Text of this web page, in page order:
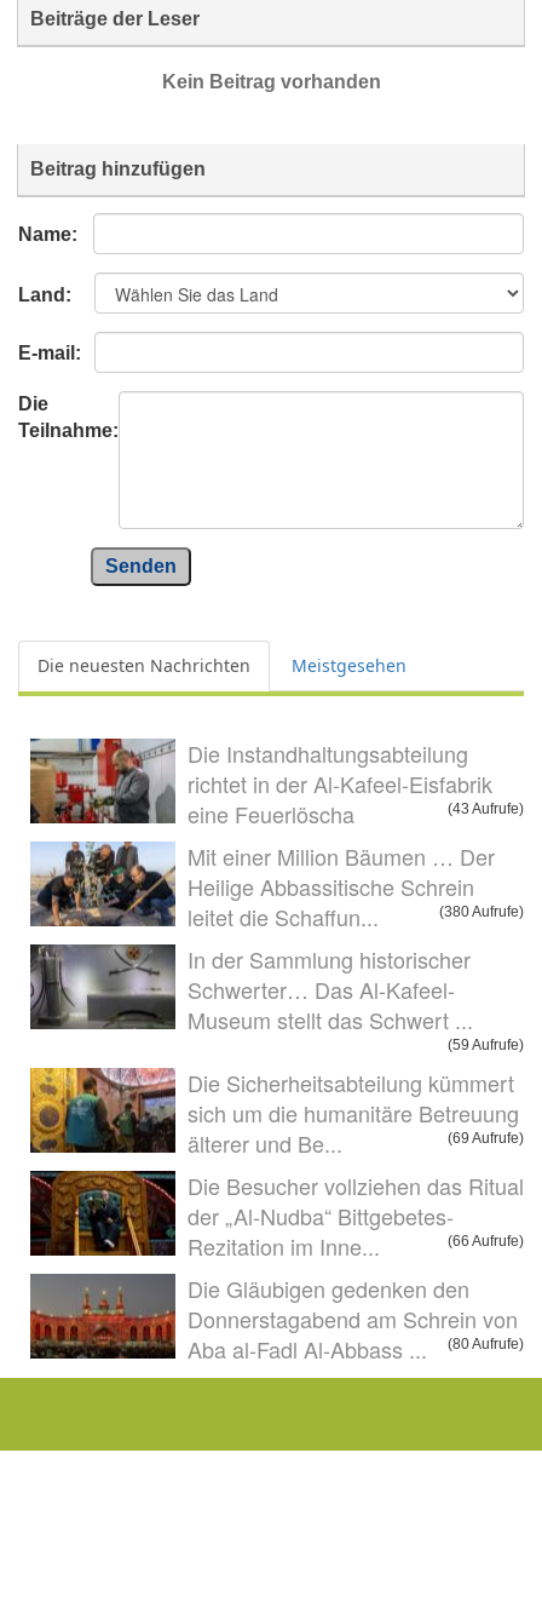
Beiträge der Leser
Kein Beitrag vorhanden
Beitrag hinzufügen
Name:
Land:
E-mail:
Die
Teilnahme:
Senden
Die neuesten Nachrichten Meistgesehen
Die Instandhaltungsabteilung
richtet in der Al-Kafeel-Eisfabrik
eine Feuerlöscha
(43 Aufrufe)
Mit einer Million Bäumen … Der
Heilige Abbassitische Schrein
leitet die Schaffun...
(380 Aufrufe)
In der Sammlung historischer
Schwerter… Das Al-Kafeel-
Museum stellt das Schwert ...
(59 Aufrufe)
Die Sicherheitsabteilung kümmert
sich um die humanitäre Betreuung
älterer und Be...
(69 Aufrufe)
Die Besucher vollziehen das Ritual
der „Al-Nudba“ Bittgebetes-
Rezitation im Inne...
(66 Aufrufe)
Die Gläubigen gedenken den
Donnerstagabend am Schrein von
Aba al-Fadl Al-Abbass ...
(80 Aufrufe)